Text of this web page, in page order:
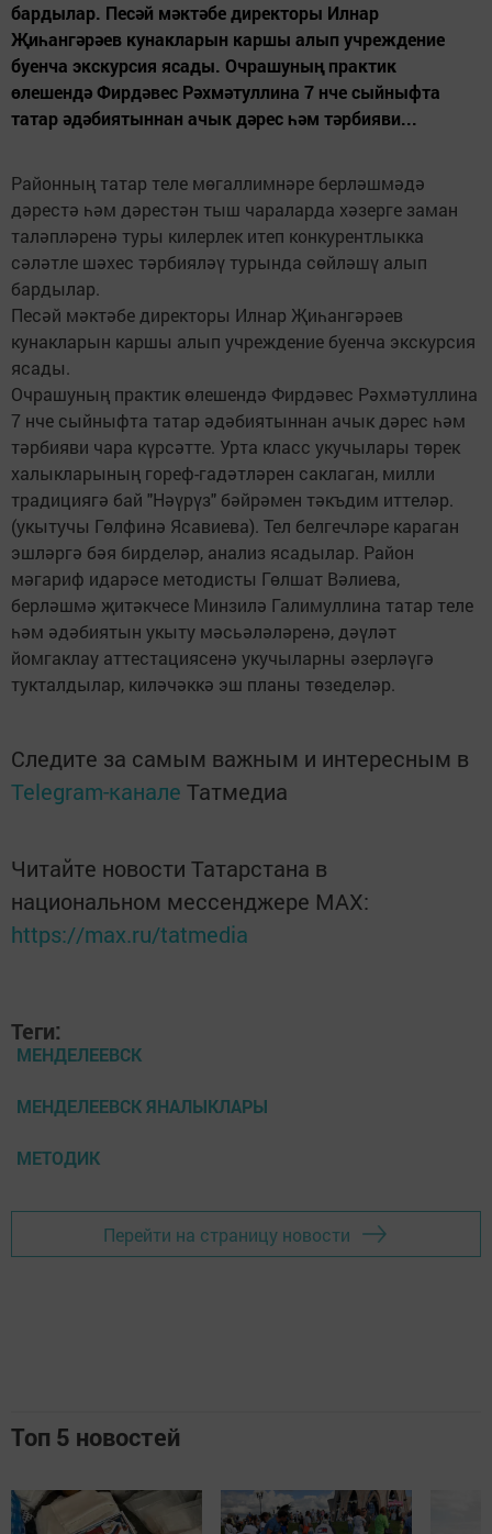
бардылар. Песәй мәктәбе директоры Илнар
Җиһангәрәев кунакларын каршы алып учреждение
буенча экскурсия ясады. Очрашуның практик
өлешендә Фирдәвес Рәхмәтуллина 7 нче сыйныфта
татар әдәбиятыннан ачык дәрес һәм тәрбияви...
Районның татар теле мөгаллимнәре берләшмәдә
дәрестә һәм дәрестән тыш чараларда хәзерге заман
таләпләренә туры килерлек итеп конкурентлыкка
сәләтле шәхес тәрбияләү турында сөйләшү алып
бардылар.
Песәй мәктәбе директоры Илнар Җиһангәрәев
кунакларын каршы алып учреждение буенча экскурсия
ясады.
Очрашуның практик өлешендә Фирдәвес Рәхмәтуллина
7 нче сыйныфта татар әдәбиятыннан ачык дәрес һәм
тәрбияви чара күрсәтте. Урта класс укучылары төрек
халыкларының гореф-гадәтләрен саклаган, милли
традициягә бай "Нәүрүз" бәйрәмен тәкъдим иттеләр.
(укытучы Гөлфинә Ясавиева). Тел белгечләре караган
эшләргә бәя бирделәр, анализ ясадылар. Район
мәгариф идарәсе методисты Гөлшат Вәлиева,
берләшмә җитәкчесе Минзилә Галимуллина татар теле
һәм әдәбиятын укыту мәсьәләләренә, дәүләт
йомгаклау аттестациясенә укучыларны әзерләүгә
тукталдылар, киләчәккә эш планы төзеделәр.
Следите за самым важным и интересным в
Telegram-канале Татмедиа
Читайте новости Татарстана в
национальном мессенджере MАХ:
https://max.ru/tatmedia
Теги:
МЕНДЕЛЕЕВСК
МЕНДЕЛЕЕВСК ЯНАЛЫКЛАРЫ
МЕТОДИК
Перейти на страницу новости
Топ 5 новостей